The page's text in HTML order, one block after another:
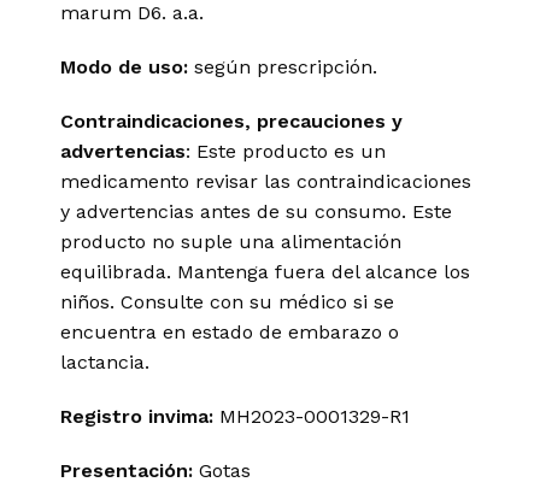
marum D6. a.a.
Modo de uso: según prescripción.
Contraindicaciones, precauciones y
advertencias: Este producto es un
medicamento revisar las contraindicaciones
y advertencias antes de su consumo. Este
producto no suple una alimentación
equilibrada. Mantenga fuera del alcance los
niños. Consulte con su médico si se
encuentra en estado de embarazo o
lactancia.
Registro invima: MH2023-0001329-R1
Presentación: Gotas